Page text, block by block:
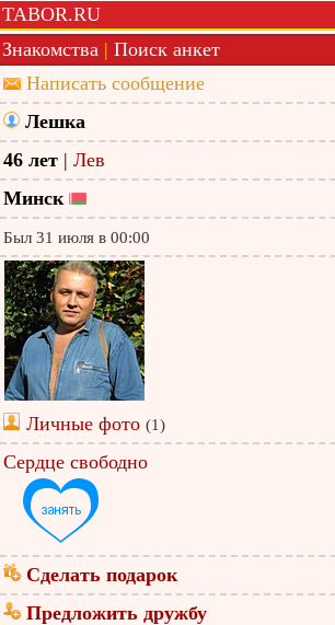
TABOR.RU
Знакомства | Поиск анкет
Написать сообщение
Лешка
46 лет | Лев
Минск
Был 31 июля в 00:00
Личные фото (1)
Сердце свободно
Сделать подарок
Предложить дружбу